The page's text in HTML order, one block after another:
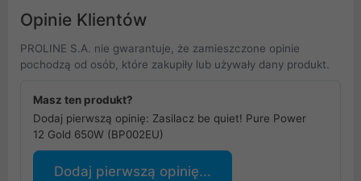
Opinie Klientów
PROLINE S.A. nie gwarantuje, że zamieszczone opinie
pochodzą od osób, które zakupiły lub używały dany produkt.
Masz ten produkt?
Dodaj pierwszą opinię: Zasilacz be quiet! Pure Power
12 Gold 650W (BP002EU)
Dodaj pierwszą opinię...